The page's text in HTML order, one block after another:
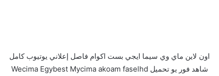
اون لاين ماي وي سيما ايجي بست اكوام فاصل إعلاني يوتيوب كامل
شاهد فور يو تحميل Wecima Egybest Mycima akoam faselhd